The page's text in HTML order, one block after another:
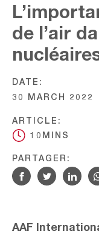
de l’air
DATE:
30 MARCH 2022
ARTICLE:
10MINS
PARTAGER:
AAF